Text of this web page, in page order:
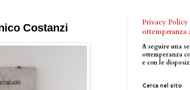
Costanzi
Privacy
A seguire una
ottemperanza
e con le
Cerca nel sito